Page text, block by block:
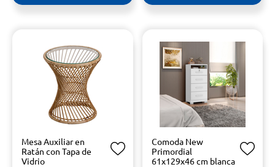
Mesa Auxiliar en
Ratán con Tapa de
Vidrio
Comoda New
Primordial
61x129x46 cm blanca